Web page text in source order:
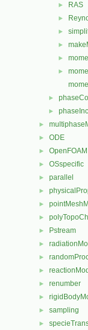
► RAS
►
►
►
►
►
►
►
►
► ODE
► OpenFOAM
► OSspecific
► parallel
►
►
►
► Pstream
►
►
►
► renumber
►
► sampling
►